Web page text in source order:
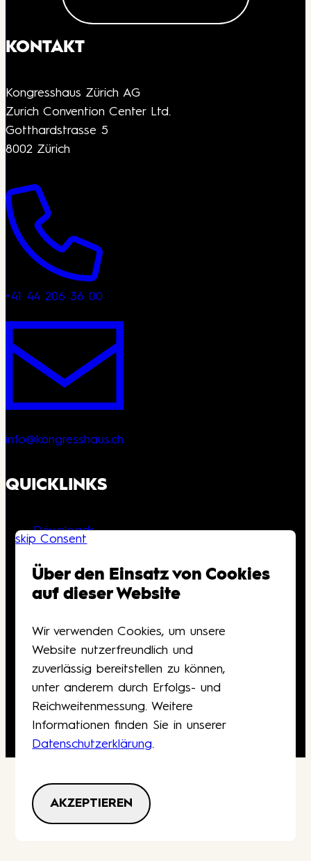
skip Consent
Über den Einsatz von Cookies
auf dieser Website
Wir verwenden Cookies, um unsere
Website nutzerfreundlich und
zuverlässig bereitstellen zu können,
unter anderem durch Erfolgs- und
Reichweitenmessung. Weitere
Informationen finden Sie in unserer
Datenschutzerklärung.
AKZEPTIEREN
KONTAKT
Kongresshaus Zürich AG
Zurich Convention Center Ltd.
Gotthardstrasse 5
8002 Zürich
+41 44 206 36 00
info@kongresshaus.ch
QUICKLINKS
Downloads
Barrierefreiheit
Gutscheine
DeutschEnglish
Navigation
Impressum
Datenschutz
AGB